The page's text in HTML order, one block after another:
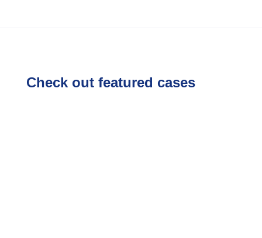
Check out featured cases